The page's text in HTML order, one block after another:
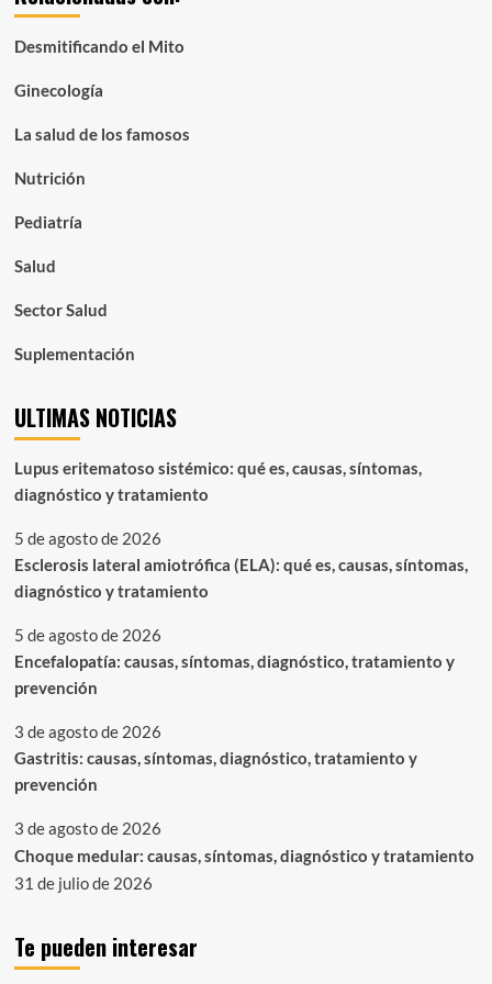
Desmitificando el Mito
Ginecología
La salud de los famosos
Nutrición
Pediatría
Salud
Sector Salud
Suplementación
ULTIMAS NOTICIAS
Lupus eritematoso sistémico: qué es, causas, síntomas,
diagnóstico y tratamiento
5 de agosto de 2026
Esclerosis lateral amiotrófica (ELA): qué es, causas, síntomas,
diagnóstico y tratamiento
5 de agosto de 2026
Encefalopatía: causas, síntomas, diagnóstico, tratamiento y
prevención
3 de agosto de 2026
Gastritis: causas, síntomas, diagnóstico, tratamiento y
prevención
3 de agosto de 2026
Choque medular: causas, síntomas, diagnóstico y tratamiento
31 de julio de 2026
Te pueden interesar